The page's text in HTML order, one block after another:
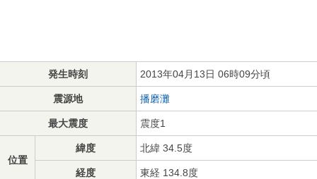
発生時刻 2013年04月13日 06時09分頃
震源地 播磨灘
最大震度 震度1
位置
緯度 北緯 34.5度
経度 東経 134.8度